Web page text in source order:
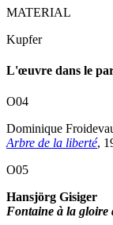
MATERIAL
Kupfer
L'œuvre dans le
O04
Dominique
Arbre de la liberté,
O05
Hansjörg Gisiger
Fontaine à la gloire